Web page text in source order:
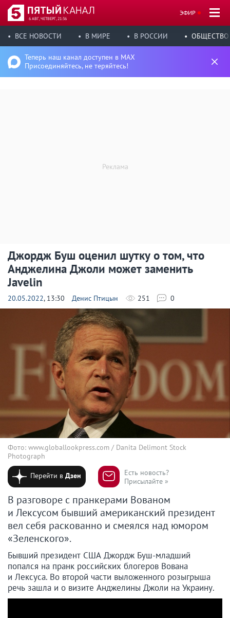
6 АВГ, ЧЕТВЕРГ, 21:36
ЭФИР
ВСЕ НОВОСТИ В МИРЕ В РОССИИ ОБЩЕСТВО
Теперь наш канал доступен в MAX
Присоединяйтесь, не теряйтесь!
Джордж Буш оценил шутку о том, что
Анджелина Джоли может заменить
Javelin
20.05.2022, 13:30 Денис Птицын 251 0
Фото: www.globallookpress.com / Danita Delimont Stock
Photograph
Перейти вДзен
Есть новость?
Присылайте »
В разговоре с пранкерами Вованом
и Лексусом бывший американский президент
вел себя раскованно и смеялся над юмором
«Зеленского».
Бывший президент США Джордж Буш-младший
попался на пранк российских блогеров Вована
и Лексуса. Во второй части выложенного розыгрыша
речь зашла и о визите Анджелины Джоли на Украину.